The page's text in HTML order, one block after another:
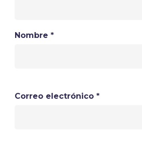
Nombre *
Correo electrónico *